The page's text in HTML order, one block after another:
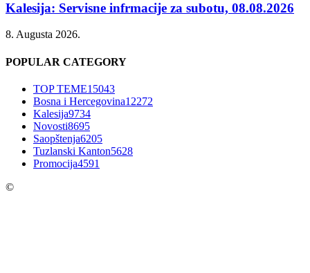
Kalesija: Servisne infrmacije za subotu, 08.08.2026
8. Augusta 2026.
POPULAR CATEGORY
TOP TEME15043
Bosna i Hercegovina12272
Kalesija9734
Novosti8695
Saopštenja6205
Tuzlanski Kanton5628
Promocija4591
©